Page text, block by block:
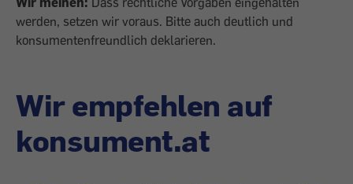
werden, setzen wir voraus. Bitte auch deutlich und
konsumentenfreundlich deklarieren.
Wir empfehlen auf
konsument.at